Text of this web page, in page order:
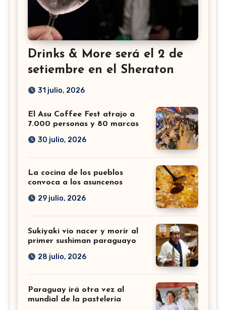
Drinks & More será el 2 de
setiembre en el Sheraton
31 julio, 2026
El Asu Coffee Fest atrajo a
7.000 personas y 80 marcas
30 julio, 2026
La cocina de los pueblos
convoca a los asuncenos
29 julio, 2026
Sukiyaki vio nacer y morir al
primer sushiman paraguayo
28 julio, 2026
Paraguay irá otra vez al
mundial de la pastelería